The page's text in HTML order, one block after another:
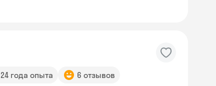
24 года опыта 6 отзывов